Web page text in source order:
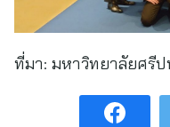
ที่มา: มหาวิทยาลัยศรี